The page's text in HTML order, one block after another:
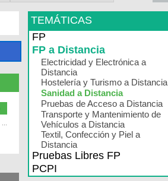
TEMÁTICAS
FP
FP a Distancia
Electricidad y Electrónica a
Distancia
Hostelería y Turismo a Distancia
Sanidad a Distancia
Pruebas de Acceso a Distancia
Transporte y Mantenimiento de
Vehículos a Distancia
Textil, Confección y Piel a
Distancia
Pruebas Libres FP
PCPI